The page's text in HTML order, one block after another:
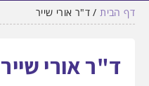
דף הבית/ד"ר אורי שייר
ד"ר אורי שייר